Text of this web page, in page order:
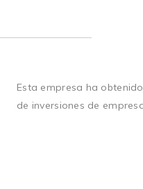
Esta empresa ha
de inversiones de